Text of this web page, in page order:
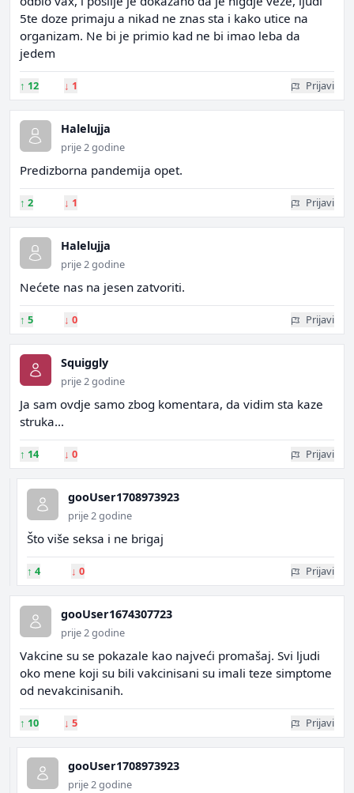
5te doze primaju a nikad ne znas sta i kako utice na
organizam. Ne bi je primio kad ne bi imao leba da
jedem
↑ 12 ↓ 1 Prijavi
Halelujja
prije 2 godine
Predizborna pandemija opet.
↑ 2 ↓ 1 Prijavi
Halelujja
prije 2 godine
Nećete nas na jesen zatvoriti.
↑ 5 ↓ 0 Prijavi
Squiggly
prije 2 godine
Ja sam ovdje samo zbog komentara, da vidim sta kaze
struka...
↑ 14 ↓ 0 Prijavi
gooUser1708973923
prije 2 godine
Što više seksa i ne brigaj
↑ 4 ↓ 0 Prijavi
gooUser1674307723
prije 2 godine
Vakcine su se pokazale kao najveći promašaj. Svi ljudi
oko mene koji su bili vakcinisani su imali teze simptome
od nevakcinisanih.
↑ 10 ↓ 5 Prijavi
gooUser1708973923
prije 2 godine